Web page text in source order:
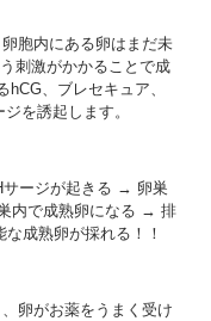
胞内にある卵はまだ未
刺激がかかることで成
、ブレセキュア、
を誘起します。
ージが起きる → 卵巣
内で成熟卵になる → 排
成熟卵が採れる！！
卵がお薬をうまく受け